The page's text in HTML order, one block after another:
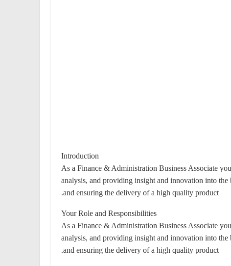
Introduction
As a Finance & Administration Business Associate
analysis, and providing insight and innovation into
and ensuring the delivery of a high quality product.
Your Role and Responsibilities
As a Finance & Administration Business Associate
analysis, and providing insight and innovation into
and ensuring the delivery of a high quality product.